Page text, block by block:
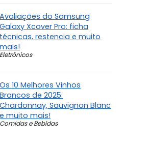
Avaliações do Samsung
Galaxy Xcover Pro: ficha
técnicas, restencia e muito
mais!
Eletrônicos
Os 10 Melhores Vinhos
Brancos de 2025:
Chardonnay, Sauvignon Blanc
e muito mais!
Comidas e Bebidas